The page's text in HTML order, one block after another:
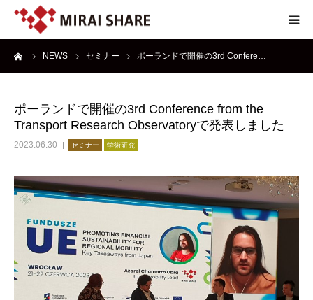
NEWS セミナー ポーランドで開催の3rd Confere…
ポーランドで開催の3rd Conference from the
Transport Research Observatoryで発表しました
2023.06.30 セミナー 学術研究
NEWS
SERVICE
REPORT
ABOUT